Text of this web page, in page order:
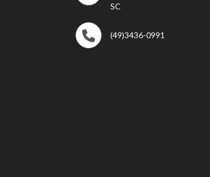
SC
(49)3436-0991